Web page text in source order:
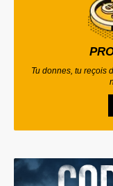
Tu donnes, tu reçois